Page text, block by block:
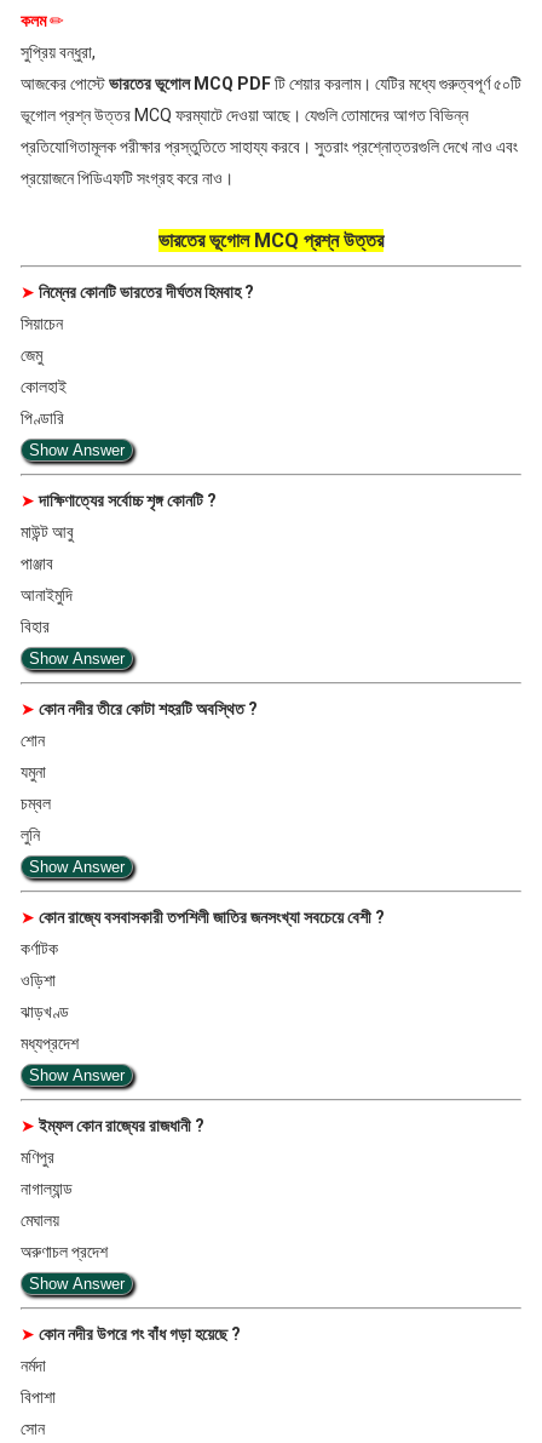
কলম✏
সুপ্রিয় বন্ধুরা,
আজকের পোস্টেভারতের ভূগোল MCQ PDFটি শেয়ার করলাম। যেটির মধ্যে গুরুত্বপূর্ণ ৫০টি
ভূগোল প্রশ্ন উত্তর MCQ ফরম্যাটে দেওয়া আছে। যেগুলি তোমাদের আগত বিভিন্ন
প্রতিযোগিতামূলক পরীক্ষার প্রস্তুতিতে সাহায্য করবে। সুতরাং প্রশ্নোত্তরগুলি দেখে নাও এবং
প্রয়োজনে পিডিএফটি সংগ্রহ করে নাও।
ভারতের ভূগোল MCQ প্রশ্ন উত্তর
➤ নিম্নের কোনটি ভারতের দীর্ঘতম হিমবাহ ?
সিয়াচেন
জেমু
কোলহাই
পিণ্ডারি
Show Answer
➤দাক্ষিণাত্যের সর্বোচ্চ শৃঙ্গ কোনটি ?
মাউন্ট আবু
পাঞ্জাব
আনাইমুদি
বিহার
Show Answer
➤ কোন নদীর তীরে কোটা শহরটি অবস্থিত ?
শোন
যমুনা
চম্বল
লুনি
Show Answer
➤ কোন রাজ্যে বসবাসকারী তপশিলী জাতির জনসংখ্যা সবচেয়ে বেশী ?
কর্ণাটক
ওড়িশা
ঝাড়খণ্ড
মধ্যপ্রদেশ
Show Answer
➤ইম্ফল কোন রাজ্যের রাজধানী ?
মণিপুর
নাগাল্যান্ড
মেঘালয়
অরুণাচল প্রদেশ
Show Answer
➤ কোন নদীর উপরে পং বাঁধ গড়া হয়েছে ?
নর্মদা
বিপাশা
সোন